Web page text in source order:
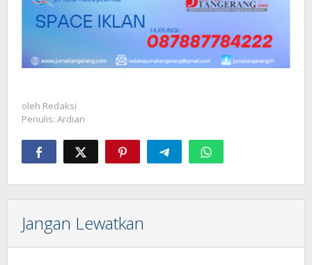
oleh Redaksi
Penulis: Ardian
Jangan Lewatkan